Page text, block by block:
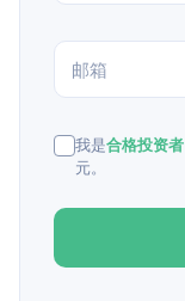
我是合格投资者
元。